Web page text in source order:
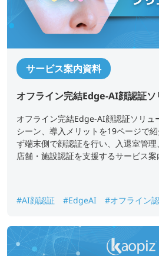
サービス案内資料
オフライン完結Edge-AI顔認証
オフライン完結Edge-AI顔認証ソリュ
シーン、導入メリットを19ページで
ず端末側で顔認証を行い、入退室管理
店舗・施設認証を支援するサービス案
#AI顔認証 #EdgeAI #オフライン